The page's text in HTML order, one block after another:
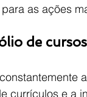
as ações
de cursos
currículos e a